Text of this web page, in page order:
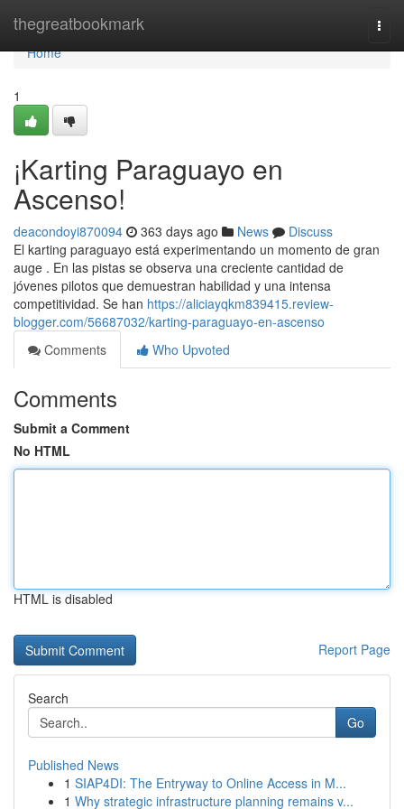
thegreatbookmark
Home
Home
1
¡Karting Paraguayo en
Ascenso!
deacondoyi870094 363 days ago News
Discuss
El karting paraguayo está experimentando un momento de gran
auge . En las pistas se observa una creciente cantidad de
jóvenes pilotos que demuestran habilidad y una intensa
competitividad. Se han https://aliciayqkm839415.review-
blogger.com/56687032/karting-paraguayo-en-ascenso
Comments
Who Upvoted
Comments
Submit a Comment
No HTML
HTML is disabled
Report Page
Search
Go
Published News
1 SIAP4DI: The Entryway to Online Access in M...
1 Why strategic infrastructure planning remains v...